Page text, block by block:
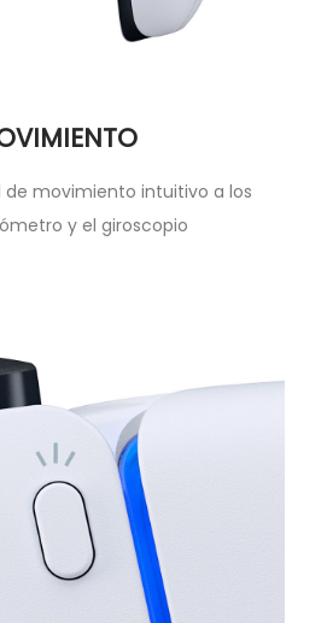
movimiento intuitivo a los
y el giroscopio